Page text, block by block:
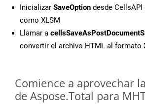
Inicializar SaveOption desde
como XLSM
Llamar a
convertir el archivo HTML al formato
Comience a aprovechar
de Aspose.Total para